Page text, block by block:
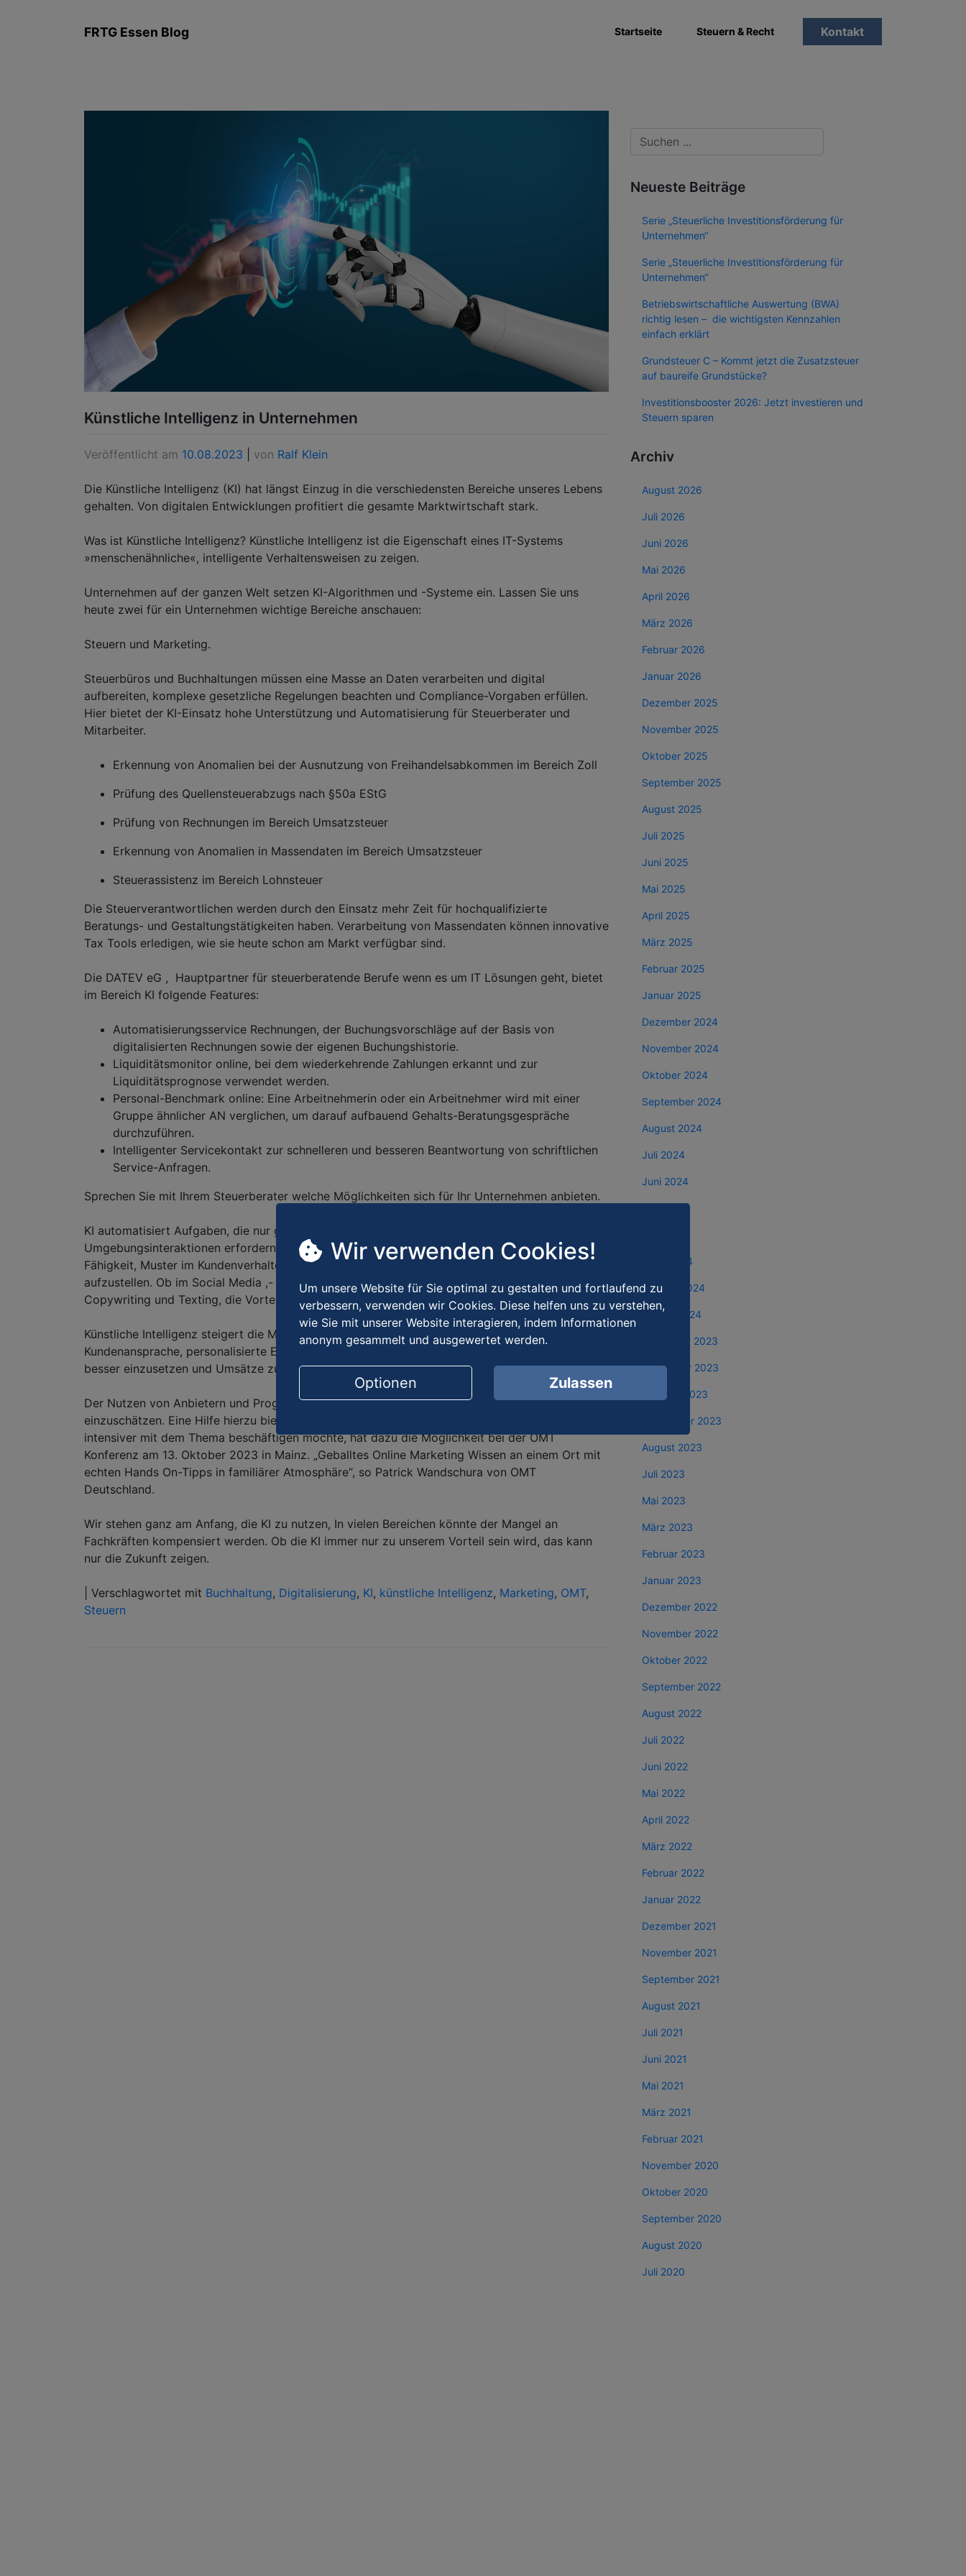
FRTG Essen Blog Startseite Steuern & Recht Kontakt
Künstliche Intelligenz in Unternehmen
Veröffentlicht am 10.08.2023 von Ralf Klein
Die Künstliche Intelligenz (KI) hat längst Einzug in die verschiedensten Bereiche unseres Lebens
gehalten. Von digitalen Entwicklungen profitiert die gesamte Marktwirtschaft stark.
Was ist Künstliche Intelligenz? Künstliche Intelligenz ist die Eigenschaft eines IT-Systems
»menschenähnliche«, intelligente Verhaltensweisen zu zeigen.
Unternehmen auf der ganzen Welt setzen KI-Algorithmen und -Systeme ein. Lassen Sie uns
heute zwei für ein Unternehmen wichtige Bereiche anschauen:
Steuern und Marketing.
Steuerbüros und Buchhaltungen müssen eine Masse an Daten verarbeiten und digital
aufbereiten, komplexe gesetzliche Regelungen beachten und Compliance-Vorgaben erfüllen.
Hier bietet der KI-Einsatz hohe Unterstützung und Automatisierung für Steuerberater und
Mitarbeiter.
Erkennung von Anomalien bei der Ausnutzung von Freihandelsabkommen im Bereich Zoll
Prüfung des Quellensteuerabzugs nach §50a EStG
Prüfung von Rechnungen im Bereich Umsatzsteuer
Erkennung von Anomalien in Massendaten im Bereich Umsatzsteuer
Steuerassistenz im Bereich Lohnsteuer
Die Steuerverantwortlichen werden durch den Einsatz mehr Zeit für hochqualifizierte
Beratungs- und Gestaltungstätigkeiten haben. Verarbeitung von Massendaten können innovative
Tax Tools erledigen, wie sie heute schon am Markt verfügbar sind.
Die DATEV eG , Hauptpartner für steuerberatende Berufe wenn es um IT Lösungen geht, bietet
im Bereich KI folgende Features:
Automatisierungsservice Rechnungen, der Buchungsvorschläge auf der Basis von
digitalisierten Rechnungen sowie der eigenen Buchungshistorie.
Liquiditätsmonitor online, bei dem wiederkehrende Zahlungen erkannt und zur
Liquiditätsprognose verwendet werden.
Personal-Benchmark online: Eine Arbeitnehmerin oder ein Arbeitnehmer wird mit einer
Gruppe ähnlicher AN verglichen, um darauf aufbauend Gehalts-Beratungsgespräche
durchzuführen.
Intelligenter Servicekontakt zur schnelleren und besseren Beantwortung von schriftlichen
Service-Anfragen.
Sprechen Sie mit Ihrem Steuerberater welche Möglichkeiten sich für Ihr Unternehmen anbieten.
KI automatisiert Aufgaben, die nur geringe soziale Intelligenz, Kreativität und
Umgebungsinteraktionen erfordern. Eine der größten Stärken von KI im Marketing liegt in ihrer
Fähigkeit, Muster im Kundenverhalten zu erkennen und Prognosen über Entscheidungen
aufzustellen. Ob im Social Media ,- und E-Mail ,- im Online Marketing, Google Ads oder
Copywriting und Texting, die Vorteile für Unternehmen liegen auf der Hand.
Künstliche Intelligenz steigert die Möglichkeiten von Unternehmen durch eine präzise
Kundenansprache, personalisierte Empfehlungen und optimierte Werbestrategien ihre Budgets
besser einzusetzen und Umsätze zu potenzieren.
Der Nutzen von Anbietern und Programmen aus dem KI Bereich sind für Unternehmer schwer
einzuschätzen. Eine Hilfe hierzu bietet der OMT Club aus Hofheim am Taunus. Wer sich
intensiver mit dem Thema beschäftigen möchte, hat dazu die Möglichkeit bei der OMT
Konferenz am 13. Oktober 2023 in Mainz. „Geballtes Online Marketing Wissen an einem Ort mit
echten Hands On-Tipps in familiärer Atmosphäre“, so Patrick Wandschura von OMT
Deutschland.
Wir stehen ganz am Anfang, die KI zu nutzen, In vielen Bereichen könnte der Mangel an
Fachkräften kompensiert werden. Ob die KI immer nur zu unserem Vorteil sein wird, das kann
nur die Zukunft zeigen.
Verschlagwortet mit Buchhaltung, Digitalisierung, KI, künstliche Intelligenz, Marketing, OMT,
Steuern
Neueste Beiträge
Serie „Steuerliche Investitionsförderung für
Unternehmen“
Serie „Steuerliche Investitionsförderung für
Unternehmen“
Betriebswirtschaftliche Auswertung (BWA)
richtig lesen – die wichtigsten Kennzahlen
einfach erklärt
Grundsteuer C – Kommt jetzt die Zusatzsteuer
auf baureife Grundstücke?
Investitionsbooster 2026: Jetzt investieren und
Steuern sparen
Archiv
August 2026
Juli 2026
Juni 2026
Mai 2026
April 2026
März 2026
Februar 2026
Januar 2026
Dezember 2025
November 2025
Oktober 2025
September 2025
August 2025
Juli 2025
Juni 2025
Mai 2025
April 2025
März 2025
Februar 2025
Januar 2025
Dezember 2024
November 2024
Oktober 2024
September 2024
August 2024
Juli 2024
Juni 2024
März 2024
Februar 2024
Januar 2024
Dezember 2023
November 2023
Oktober 2023
September 2023
August 2023
Juli 2023
Mai 2023
März 2023
Februar 2023
Januar 2023
Dezember 2022
November 2022
Oktober 2022
September 2022
August 2022
Juli 2022
Juni 2022
Mai 2022
April 2022
März 2022
Februar 2022
Januar 2022
Dezember 2021
November 2021
September 2021
August 2021
Juli 2021
Juni 2021
Mai 2021
März 2021
Februar 2021
November 2020
Oktober 2020
September 2020
August 2020
Juli 2020
Wir verwenden Cookies!
Um unsere Website für Sie optimal zu gestalten und fortlaufend zu
verbessern, verwenden wir Cookies. Diese helfen uns zu verstehen,
wie Sie mit unserer Website interagieren, indem Informationen
anonym gesammelt und ausgewertet werden.
Zulassen
Optionen